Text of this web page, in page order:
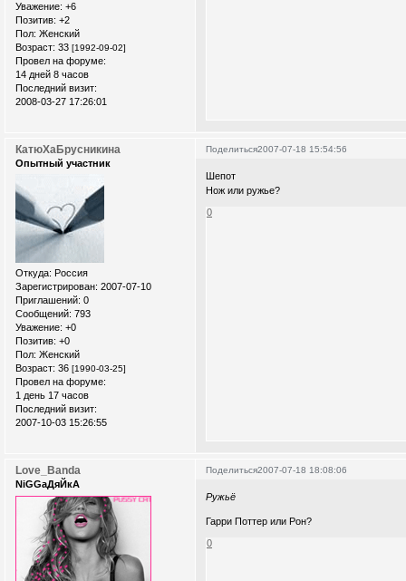
Уважение: +6
Позитив: +2
Пол: Женский
Возраст: 33 [1992-09-02]
Провел на форуме:
14 дней 8 часов
Последний визит:
2008-03-27 17:26:01
Поделиться2007-07-18 15:54:56
КатюХаБрусникина
Опытный участник
Откуда: Россия
Зарегистрирован: 2007-07-10
Приглашений: 0
Сообщений: 793
Уважение: +0
Позитив: +0
Пол: Женский
Возраст: 36 [1990-03-25]
Провел на форуме:
1 день 17 часов
Последний визит:
2007-10-03 15:26:55
Шепот
Нож или ружье?
0
Поделиться2007-07-18 18:08:06
Love_Banda
NiGGaДяЙкА
Ружьё
Гарри Поттер или Рон?
0